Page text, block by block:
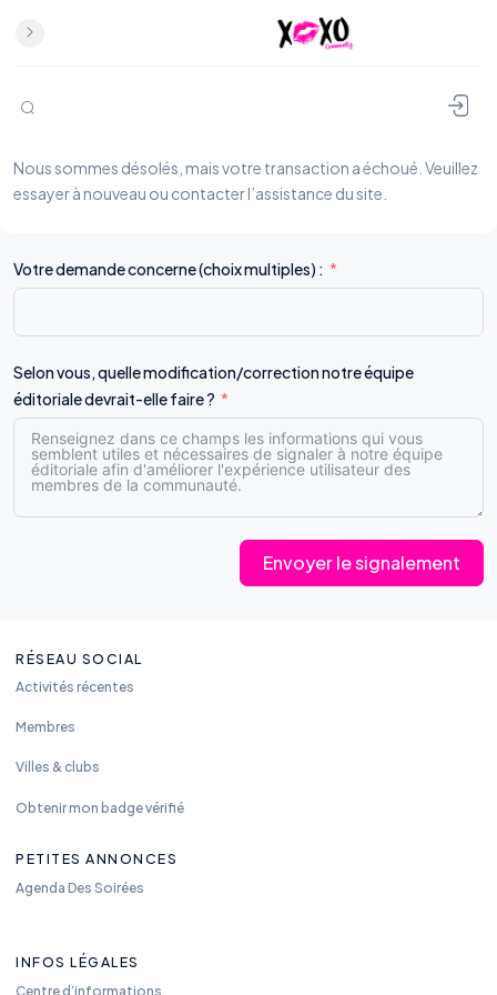
Nous sommes désolés, mais votre transaction a échoué. Veuillez
essayer à nouveau ou contacter l’assistance du site.
Votre demande concerne (choix multiples) :
Selon vous, quelle modification/correction notre équipe
éditoriale devrait-elle faire ?
Envoyer le signalement
RÉSEAU SOCIAL
Activités récentes
Membres
Villes & clubs
Obtenir mon badge vérifié
PETITES ANNONCES
Agenda Des Soirées
INFOS LÉGALES
Centre d’informations